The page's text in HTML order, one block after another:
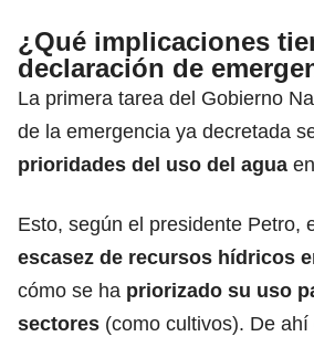
¿Qué implicaciones
declaración de
La primera tarea del Gobierno
de la emergencia ya decretada
prioridades del uso del agua
Esto, según el presidente Petro,
escasez de recursos hídricos
cómo se ha priorizado su uso
sectores (como cultivos). De